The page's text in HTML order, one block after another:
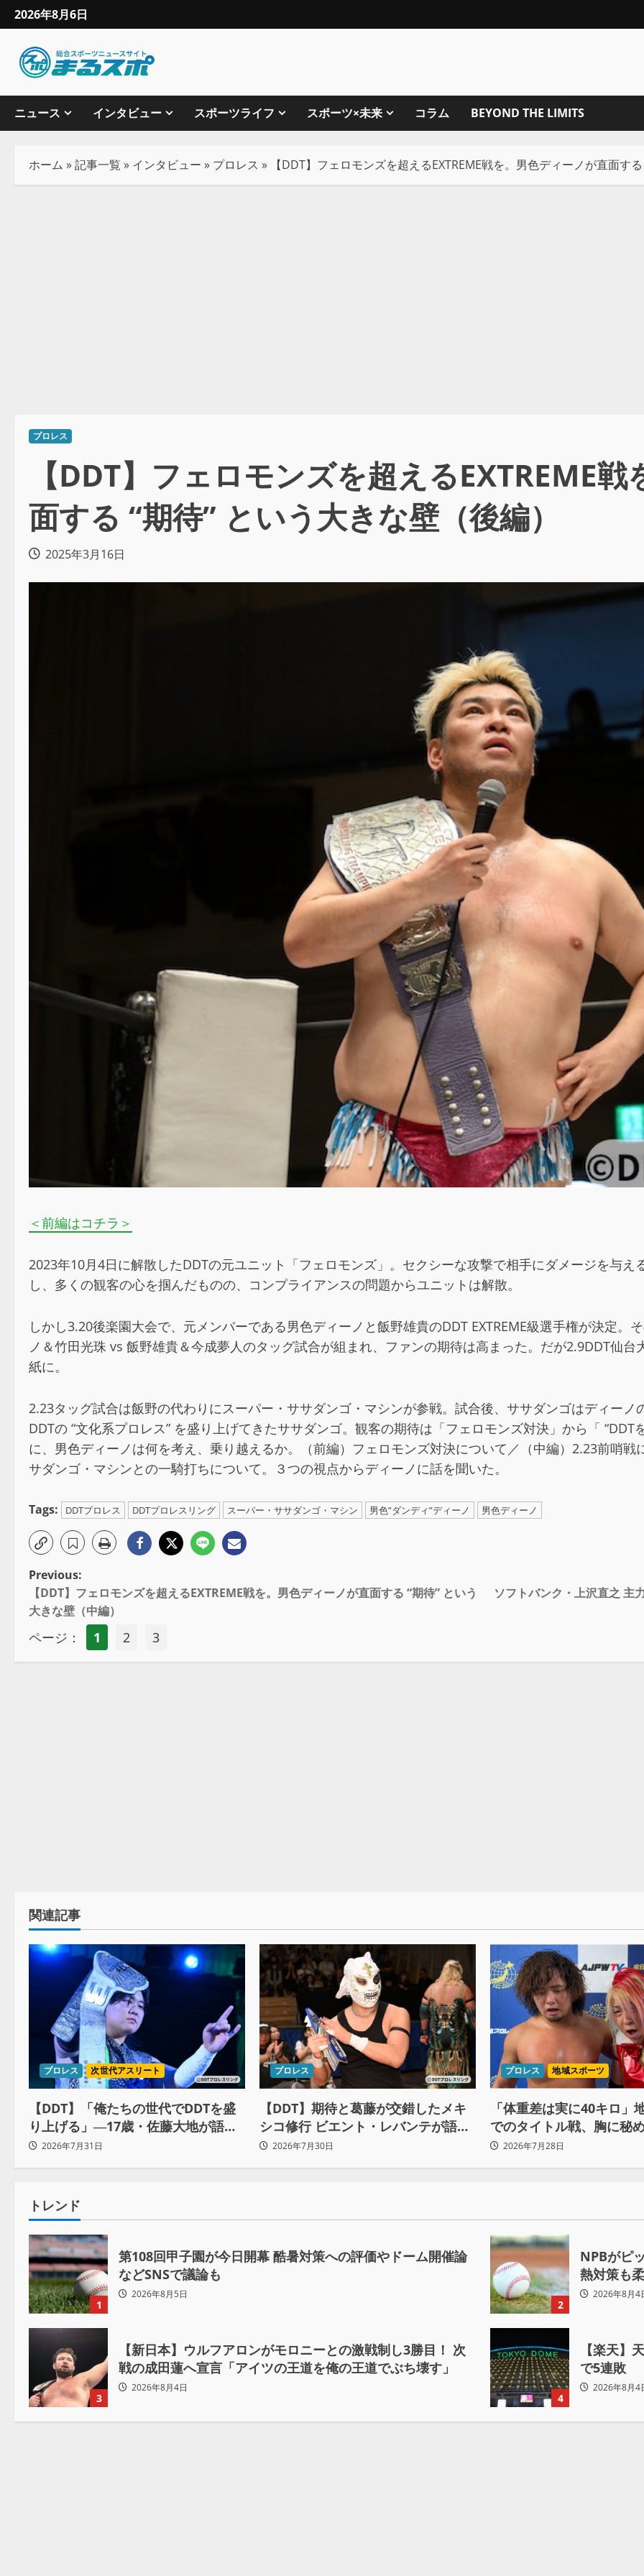
2026年8月6日
ニュース インタビュー スポーツライフ スポーツ×未来 コラム BEYOND THE LIMITS
ホーム »記事一覧 » インタビュー » プロレス » 【DDT】フェロモンズを超えるEXTREME戦を。男色ディーノが直面す
プロレス
【DDT】フェロモンズを超えるEXTREME
面する “期待” という大きな壁（後編）
2025年3月16日
＜前編はコチラ＞
2023年10月4日に解散したDDTの元ユニット「フェロモンズ」。セクシーな攻撃で相手にダメージを与え
し、多くの観客の心を掴んだものの、コンプライアンスの問題からユニットは解散。
しかし3.20後楽園大会で、元メンバーである男色ディーノと飯野雄貴のDDT EXTREME級選手権が決定。
ノ＆竹田光珠 vs 飯野雄貴＆今成夢人のタッグ試合が組まれ、ファンの期待は高まった。だが2.9DDT仙
紙に。
2.23タッグ試合は飯野の代わりにスーパー・ササダンゴ・マシンが参戦。試合後、ササダンゴはディーノ
DDTの “文化系プロレス” を盛り上げてきたササダンゴ。観客の期待は「フェロモンズ対決」から「
に、男色ディーノは何を考え、乗り越えるか。（前編）フェロモンズ対決について／（中編）2.23前哨
サダンゴ・マシンとの一騎打ちについて。３つの視点からディーノに話を聞いた。
Tags: DDTプロレス DDTプロレスリング スーパー・ササダンゴ・マシン 男色”ダンディ”ディーノ 男色ディーノ
Previous:
【DDT】フェロモンズを超えるEXTREME戦を。男色ディーノが直面する “期待” という
大きな壁（中編）
ソフトバンク・上沢直之 主
ページ： 1 2 3
関連記事
プロレス 次世代アスリート
【DDT】「俺たちの世代でDDTを盛
り上げる」―17歳・佐藤大地が語る
ユニットの絆とシングル王座への飽
2026年7月31日
プロレス
【DDT】期待と葛藤が交錯したメキ
シコ修行 ビエント・レバンテが語る
約10ヶ月間の苦悩「くすぶっている
2026年7月30日
プロレス 地域スポーツ
「体重差は実に40キロ」
でのタイトル戦、胸に秘
ベルト”への想いと同期決
2026年7月28日
トレンド
1
第108回甲子園が今日開幕 酷暑対策への評価やドーム開催論
などSNSで議論も
2026年8月5日
2
NPBがピ
熱対策も
2026年8月4
3
【新日本】ウルフアロンがモロニーとの激戦制し3勝目！ 次
戦の成田蓮へ宣言「アイツの王道を俺の王道でぶち壊す」
2026年8月4日
4
【楽天】
で5連敗
2026年8月4